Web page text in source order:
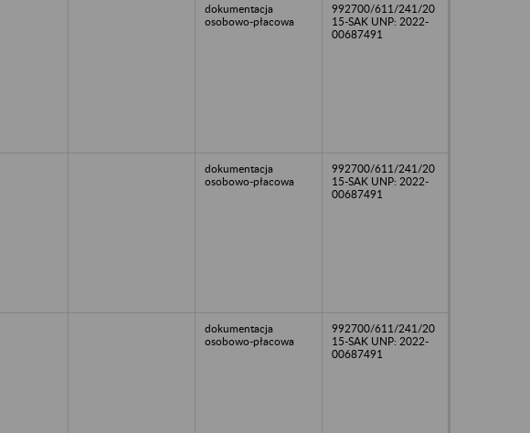
dokumentacja
osobowo-płacowa
992700/611/241/20
15-SAK UNP: 2022-
00687491
dokumentacja
osobowo-płacowa
992700/611/241/20
15-SAK UNP: 2022-
00687491
dokumentacja
osobowo-płacowa
992700/611/241/20
15-SAK UNP: 2022-
00687491